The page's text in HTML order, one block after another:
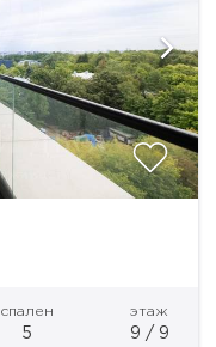
спален
5
этаж
9 / 9